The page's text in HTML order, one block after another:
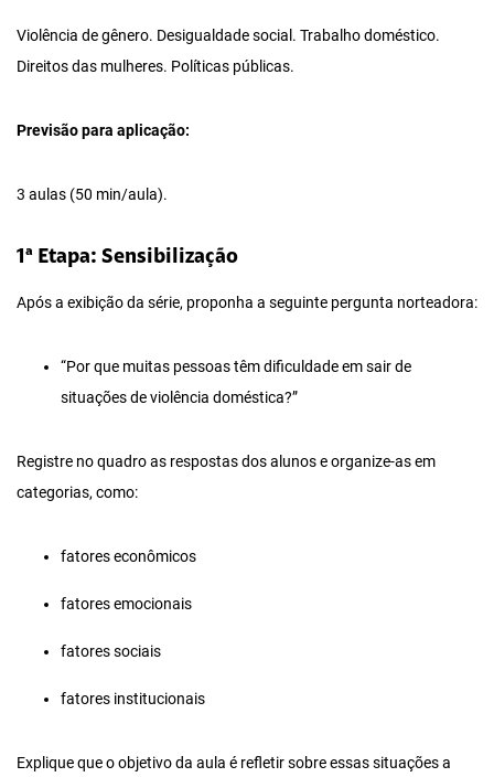
Violência de gênero. Desigualdade social. Trabalho doméstico.
Direitos das mulheres. Políticas públicas.
Previsão para aplicação:
3 aulas (50 min/aula).
1ª Etapa: Sensibilização
Após a exibição da série, proponha a seguinte pergunta norteadora:
“Por que muitas pessoas têm dificuldade em sair de
situações de violência doméstica?”
Registre no quadro as respostas dos alunos e organize-as em
categorias, como:
fatores econômicos
fatores emocionais
fatores sociais
fatores institucionais
Explique que o objetivo da aula é refletir sobre essas situações a